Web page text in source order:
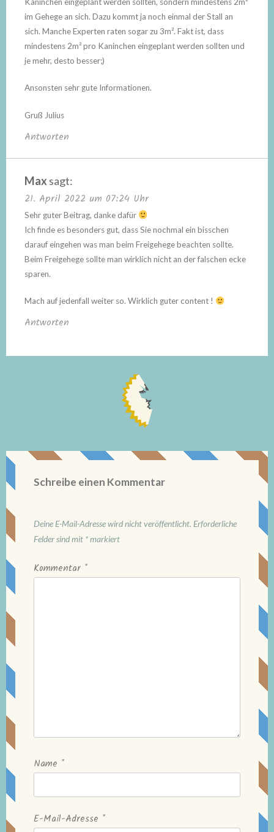
im Gehege an sich. Dazu kommt ja noch einmal der Stall an
sich. Manche Experten raten sogar zu 3m². Fakt ist, dass
mindestens 2m² pro Kaninchen eingeplant werden sollten und
je mehr, desto besser;)
Ansonsten sehr gute Informationen.
Gruß Julius
Antworten
Max sagt:
21. April 2022 um 07:24 Uhr
Sehr guter Beitrag, danke dafür
Ich finde es besonders gut, dass Sie nochmal ein bisschen
darauf eingehen was man beim Freigehege beachten sollte.
Beim Freigehege sollte man wirklich nicht an der falschen ecke
sparen.
Mach auf jedenfall weiter so. Wirklich guter content !
Antworten
Schreibe einen Kommentar
Deine E-Mail-Adresse wird nicht veröffentlicht. Erforderliche
Felder sind mit *markiert
Kommentar *
Name *
E-Mail-Adresse *